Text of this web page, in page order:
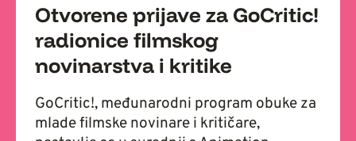
Otvorene prijave za GoCritic!
radionice filmskog
novinarstva i kritike
GoCritic!, međunarodni program obuke za
mlade filmske novinare i kritičare,